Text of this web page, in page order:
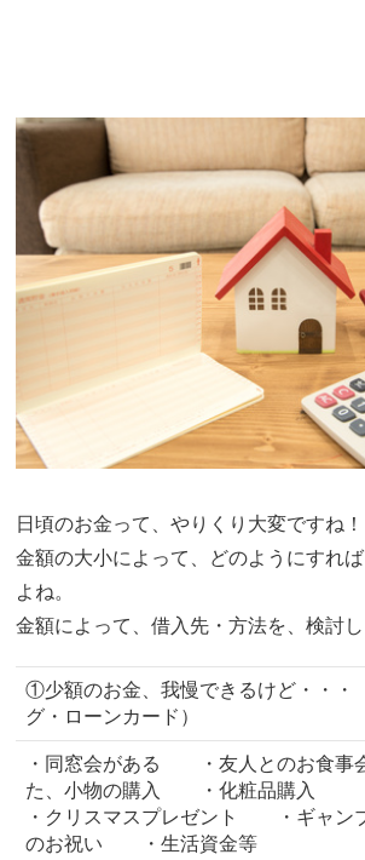
日頃のお金って、やりくり大変ですね！
金額の大小によって、どのようにすれ
よね。
金額によって、借入先・方法を、検討し
①少額のお金、我慢できるけど・・・
グ・ローンカード）
・同窓会がある ・友人とのお食
た、小物の購入 ・化粧品購入
・クリスマスプレゼント ・ギャ
のお祝い ・生活資金等